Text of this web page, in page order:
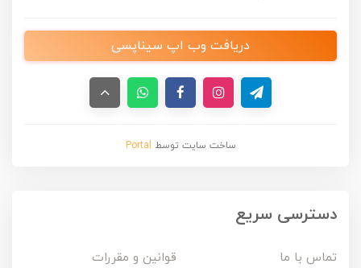
دریافت وب اپ سیناپسی
ساخت سایت توسط Portal
دسترسی سریع
تماس با ما
قوانین و مقررات